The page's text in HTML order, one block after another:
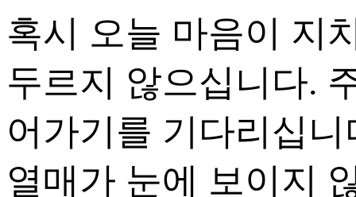
혹시 오늘 마음이 지
두르지 않으십니다.
어가기를 기다리십
열매가 눈에 보이지